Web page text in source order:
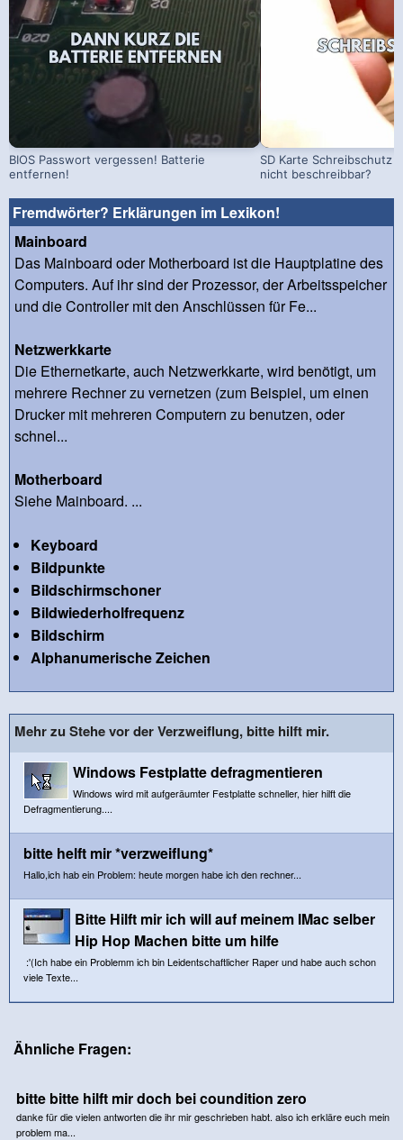
BIOS Passwort vergessen! Batterie
entfernen!
SD Karte Schreibschutz
nicht beschreibbar?
Fremdwörter? Erklärungen im Lexikon!
Mainboard
Das Mainboard oder Motherboard ist die Hauptplatine des
Computers. Auf ihr sind der Prozessor, der Arbeitsspeicher
und die Controller mit den Anschlüssen für Fe...
Netzwerkkarte
Die Ethernetkarte, auch Netzwerkkarte, wird benötigt, um
mehrere Rechner zu vernetzen (zum Beispiel, um einen
Drucker mit mehreren Computern zu benutzen, oder
schnel...
Motherboard
Siehe Mainboard. ...
Keyboard
Bildpunkte
Bildschirmschoner
Bildwiederholfrequenz
Bildschirm
Alphanumerische Zeichen
Mehr zu Stehe vor der Verzweiflung, bitte hilft mir.
Windows Festplatte defragmentieren
Windows wird mit aufgeräumter Festplatte schneller, hier hilft die
Defragmentierung....
bitte helft mir *verzweiflung*
Hallo,ich hab ein Problem: heute morgen habe ich den rechner...
Bitte Hilft mir ich will auf meinem IMac selber
Hip Hop Machen bitte um hilfe
:'(Ich habe ein Problemm ich bin Leidentschaftlicher Raper und habe auch schon
viele Texte...
Ähnliche Fragen:
bitte bitte hilft mir doch bei coundition zero
danke für die vielen antworten die ihr mir geschrieben habt. also ich erkläre euch mein
problem ma...